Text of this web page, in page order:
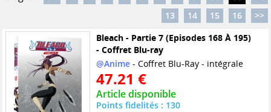
13
14 15 16
>>
Bleach - Partie 7 (Episodes 168 À 195)
- Coffret Blu-ray
@Anime- Coffret Blu-Ray - intégrale
47.21 €
Article disponible
Points fidelités : 130